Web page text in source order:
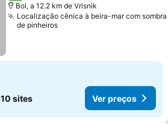
Bol, a 12.2 km de Vrisnik
Localização cênica à beira-mar com sombra
de pinheiros
10 sites Ver preços